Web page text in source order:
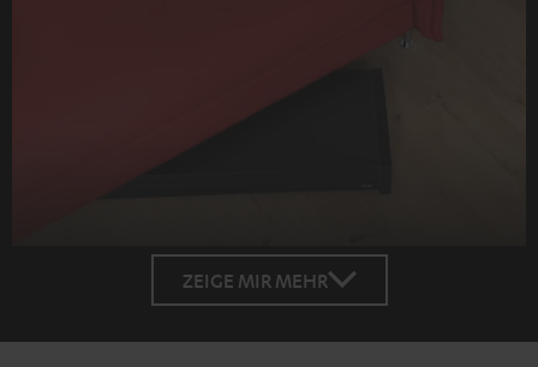
ZEIGE MIR MEHR